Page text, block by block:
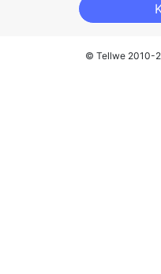
© Tellwe 2010-